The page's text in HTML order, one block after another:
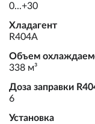
0...+30
Хладагент
R404А
Объем
338 м³
Доза заправки
6
Установка